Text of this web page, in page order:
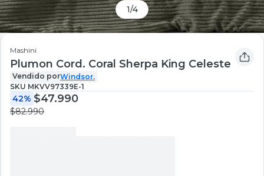
1/4
Mashini
Plumon Cord. Coral Sherpa King Celeste
Vendido porWindsor.
SKU MKVV97339E-1
42% $47.990
$82.990